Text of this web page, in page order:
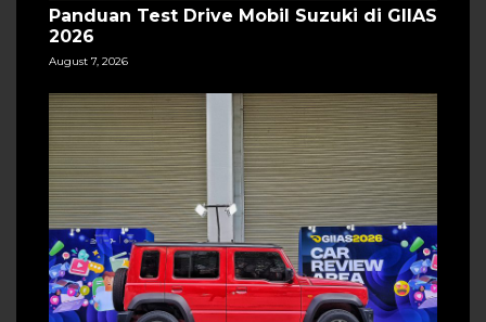
Panduan Test Drive Mobil Suzuki di GIIAS
2026
August 7, 2026